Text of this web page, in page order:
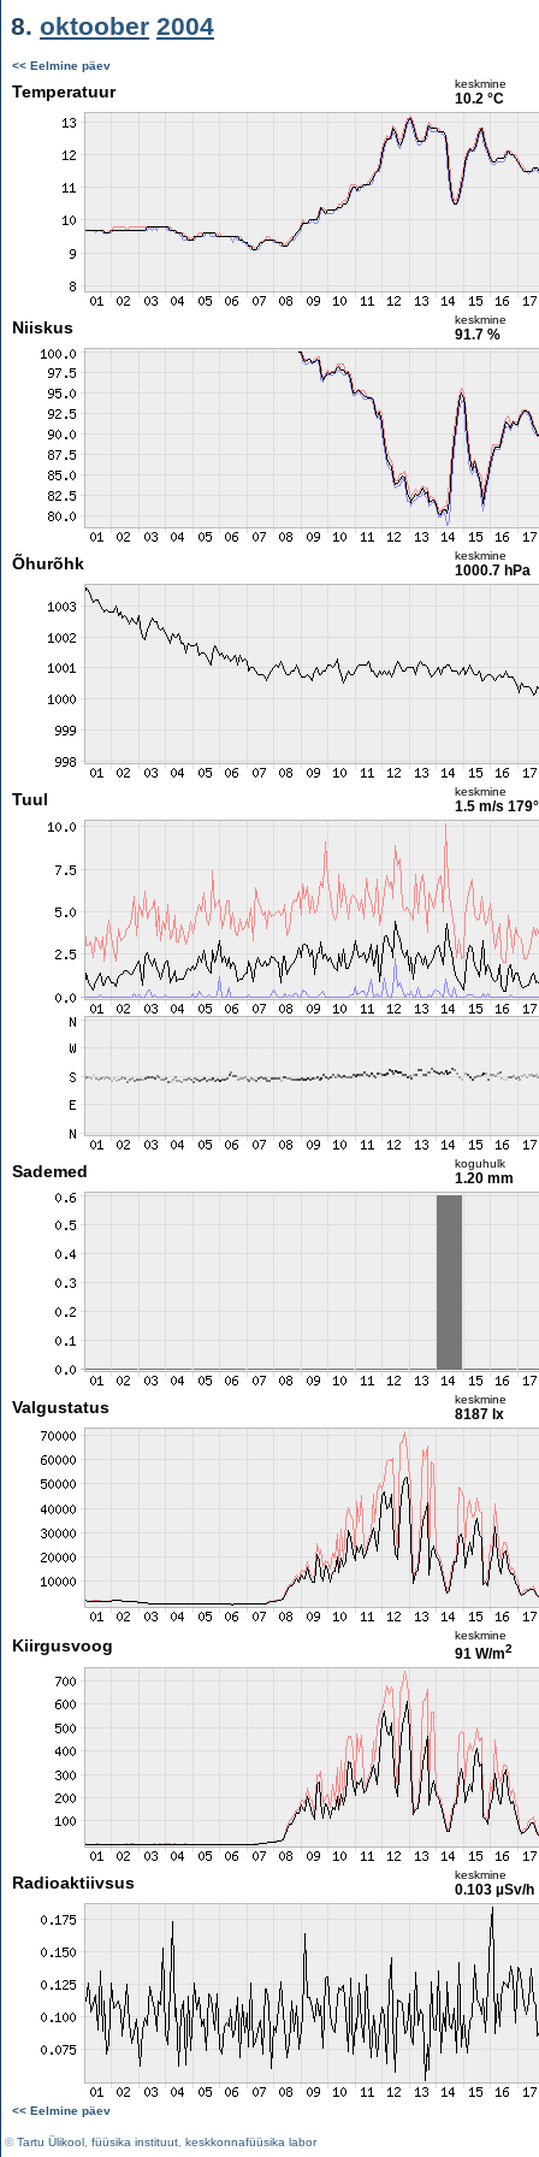
8. oktoober 2004
<< Eelmine päev
Temperatuur keskmine
10.2 °C
Niiskus keskmine
91.7 %
Õhurõhk keskmine
1000.7 hPa
Tuul keskmine
1.5 m/s 179°
Sademed koguhulk
1.20 mm
Valgustatus keskmine
8187 lx
Kiirgusvoog
keskmine
91 W/m2
Radioaktiivsus keskmine
0.103 µSv/h
<< Eelmine päev
©Tartu Ülikool füüsika instituut keskkonnafüüsika labor